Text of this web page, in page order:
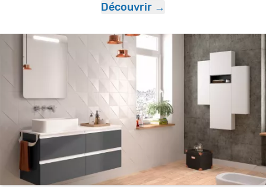
Découvrir